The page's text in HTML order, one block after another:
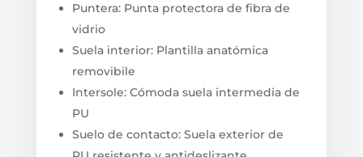
Puntera: Punta protectora de fibra de
vidrio
Suela interior: Plantilla anatómica
removibile
Intersole: Cómoda suela intermedia de
PU
Suelo de contacto: Suela exterior de